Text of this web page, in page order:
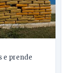
e prende